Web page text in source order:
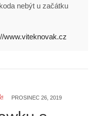
nebýt u začátku
www.viteknovak.cz
PROSINEC 26, 2019